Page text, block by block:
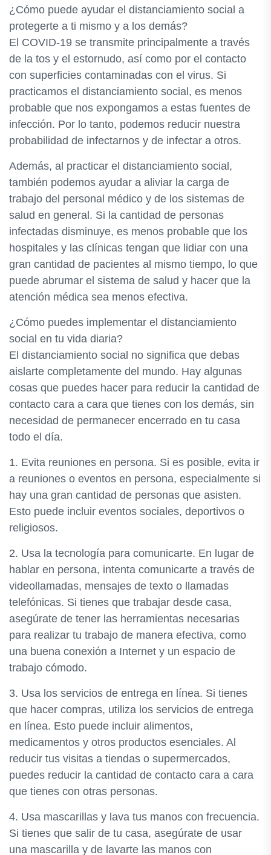
¿Cómo puede ayudar el distanciamiento social a
protegerte a ti mismo y a los demás?
El COVID-19 se transmite principalmente a través
de la tos y el estornudo, así como por el contacto
con superficies contaminadas con el virus. Si
practicamos el distanciamiento social, es menos
probable que nos expongamos a estas fuentes de
infección. Por lo tanto, podemos reducir nuestra
probabilidad de infectarnos y de infectar a otros.
Además, al practicar el distanciamiento social,
también podemos ayudar a aliviar la carga de
trabajo del personal médico y de los sistemas de
salud en general. Si la cantidad de personas
infectadas disminuye, es menos probable que los
hospitales y las clínicas tengan que lidiar con una
gran cantidad de pacientes al mismo tiempo, lo que
puede abrumar el sistema de salud y hacer que la
atención médica sea menos efectiva.
¿Cómo puedes implementar el distanciamiento
social en tu vida diaria?
El distanciamiento social no significa que debas
aislarte completamente del mundo. Hay algunas
cosas que puedes hacer para reducir la cantidad de
contacto cara a cara que tienes con los demás, sin
necesidad de permanecer encerrado en tu casa
todo el día.
1. Evita reuniones en persona. Si es posible, evita ir
a reuniones o eventos en persona, especialmente si
hay una gran cantidad de personas que asisten.
Esto puede incluir eventos sociales, deportivos o
religiosos.
2. Usa la tecnología para comunicarte. En lugar de
hablar en persona, intenta comunicarte a través de
videollamadas, mensajes de texto o llamadas
telefónicas. Si tienes que trabajar desde casa,
asegúrate de tener las herramientas necesarias
para realizar tu trabajo de manera efectiva, como
una buena conexión a Internet y un espacio de
trabajo cómodo.
3. Usa los servicios de entrega en línea. Si tienes
que hacer compras, utiliza los servicios de entrega
en línea. Esto puede incluir alimentos,
medicamentos y otros productos esenciales. Al
reducir tus visitas a tiendas o supermercados,
puedes reducir la cantidad de contacto cara a cara
que tienes con otras personas.
4. Usa mascarillas y lava tus manos con frecuencia.
Si tienes que salir de tu casa, asegúrate de usar
una mascarilla y de lavarte las manos con